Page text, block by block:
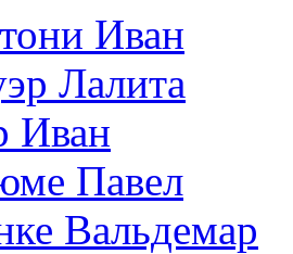
Иван
Лалита
Иван
Павел
Вальдемар